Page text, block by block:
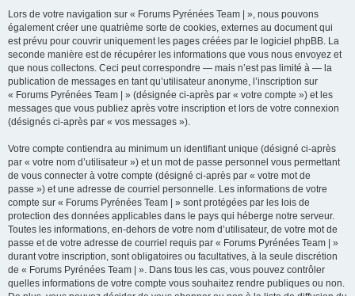
Lors de votre navigation sur « Forums Pyrénées Team | », nous pouvons
également créer une quatrième sorte de cookies, externes au document qui
est prévu pour couvrir uniquement les pages créées par le logiciel phpBB. La
seconde manière est de récupérer les informations que vous nous envoyez et
que nous collectons. Ceci peut correspondre — mais n’est pas limité à — la
publication de messages en tant qu’utilisateur anonyme, l’inscription sur
« Forums Pyrénées Team | » (désignée ci-après par « votre compte ») et les
messages que vous publiez après votre inscription et lors de votre connexion
(désignés ci-après par « vos messages »).
Votre compte contiendra au minimum un identifiant unique (désigné ci-après
par « votre nom d’utilisateur ») et un mot de passe personnel vous permettant
de vous connecter à votre compte (désigné ci-après par « votre mot de
passe ») et une adresse de courriel personnelle. Les informations de votre
compte sur « Forums Pyrénées Team | » sont protégées par les lois de
protection des données applicables dans le pays qui héberge notre serveur.
Toutes les informations, en-dehors de votre nom d’utilisateur, de votre mot de
passe et de votre adresse de courriel requis par « Forums Pyrénées Team | »
durant votre inscription, sont obligatoires ou facultatives, à la seule discrétion
de « Forums Pyrénées Team | ». Dans tous les cas, vous pouvez contrôler
quelles informations de votre compte vous souhaitez rendre publiques ou non.